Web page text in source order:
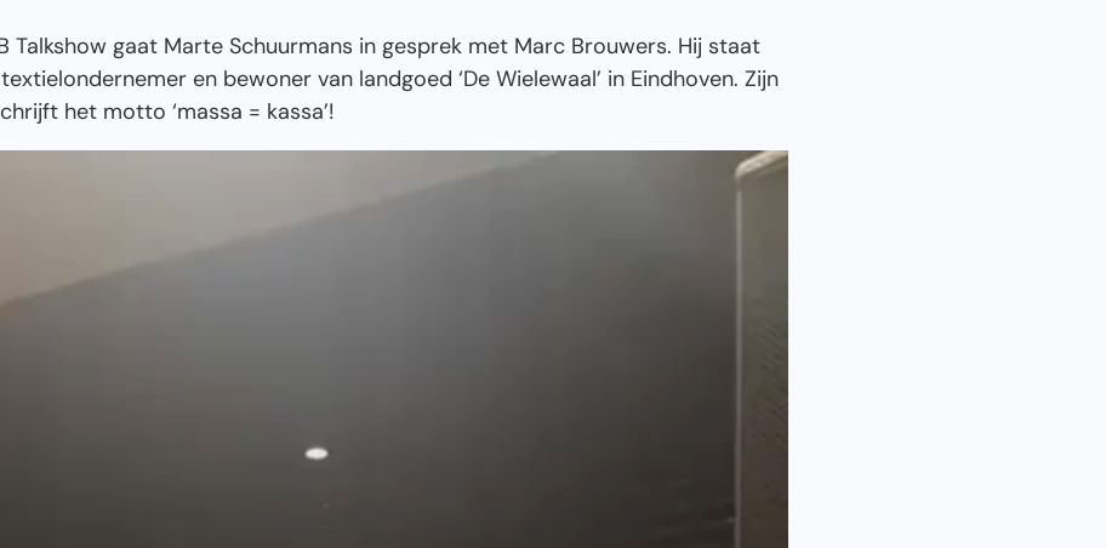
Talkshow gaat Marte Schuurmans in gesprek met Marc Brouwers. Hij staat
en bewoner van landgoed ‘De Wielewaal’ in Eindhoven. Zijn
het motto ‘massa = kassa’!